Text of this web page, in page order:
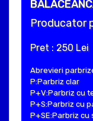
Producator
Pret : 250 Lei
Abrevieri
P:Parbriz clar
P+V:Parbriz cu
P+S:Parbriz cu
P+SE:Parbriz cu